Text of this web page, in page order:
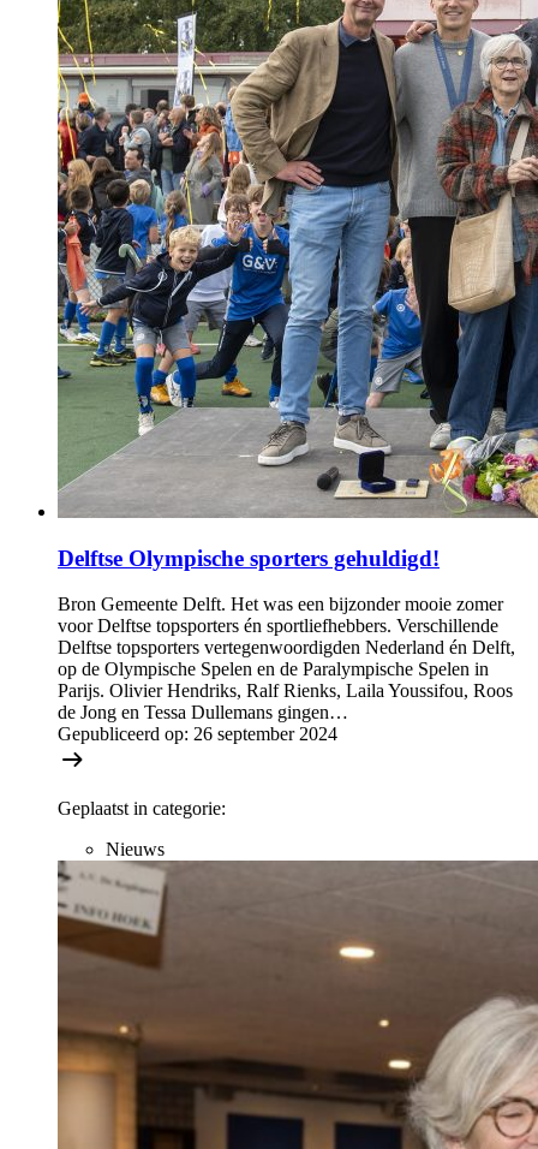
Delftse Olympische sporters gehuldigd!
Bron Gemeente Delft. Het was een bijzonder mooie zomer
voor Delftse topsporters én sportliefhebbers. Verschillende
Delftse topsporters vertegenwoordigden Nederland én Delft,
op de Olympische Spelen en de Paralympische Spelen in
Parijs. Olivier Hendriks, Ralf Rienks, Laila Youssifou, Roos
de Jong en Tessa Dullemans gingen…
Gepubliceerd op: 26 september 2024
Geplaatst in categorie:
Nieuws